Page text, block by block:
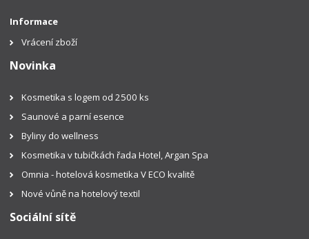
Informace
Vrácení zboží
Novinka
Kosmetika s logem od 2500 ks
Saunové a parní esence
Byliny do wellness
Kosmetika v tubičkách řada Hotel, Argan Spa
Omnia - hotelová kosmetika V ECO kvalitě
Nové vůně na hotelový textil
Sociální sítě